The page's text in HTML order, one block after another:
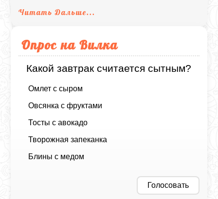
Читать Дальше...
Опрос на Вилка
Какой завтрак считается сытным?
Омлет с сыром
Овсянка с фруктами
Тосты с авокадо
Творожная запеканка
Блины с медом
Голосовать